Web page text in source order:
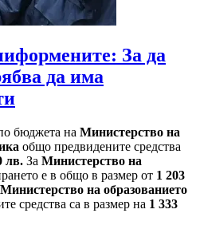
За да
да има
бюджета на Министерство на
общо предвидените средства
лв. За Министерство на
е в общо в размер от 1 203
Министерство на образованието
средства са в размер на 1 333